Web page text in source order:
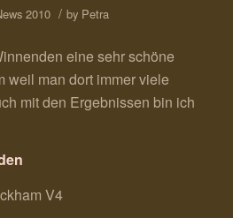
2010 / by Petra
eine sehr schöne
weil man dort immer viele
mit den Ergebnissen bin ich
V4